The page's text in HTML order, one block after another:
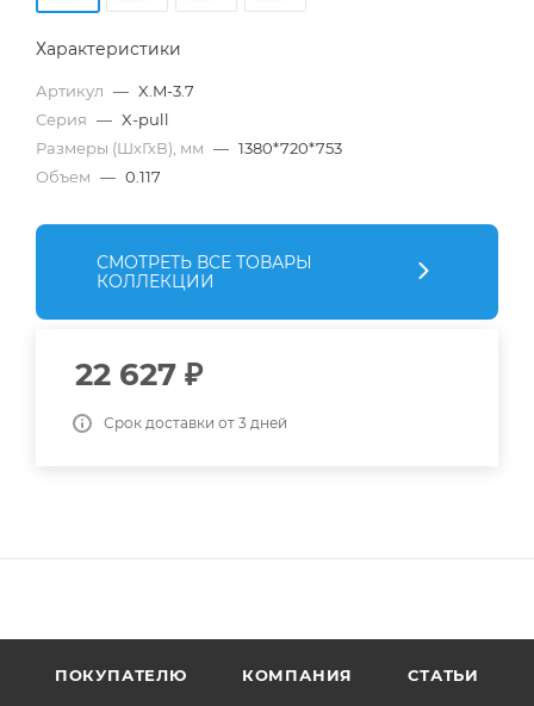
Характеристики
Артикул — X.M-3.7
Серия — X-pull
Размеры (ШхГхВ), мм — 1380*720*753
Объем — 0.117
СМОТРЕТЬ ВСЕ ТОВАРЫ
КОЛЛЕКЦИИ
22 627 ₽
Срок доставки от 3 дней
ПОКУПАТЕЛЮ КОМПАНИЯ СТАТЬИ